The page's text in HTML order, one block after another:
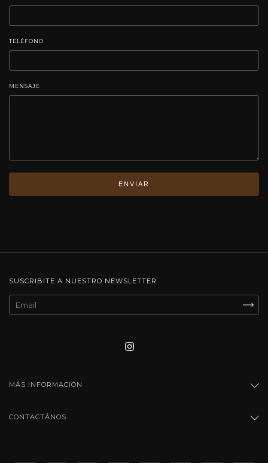
TELÉFONO
MENSAJE
ENVIAR
SUSCRIBITE A NUESTRO NEWSLETTER
MÁS INFORMACIÓN
CONTACTÁNOS